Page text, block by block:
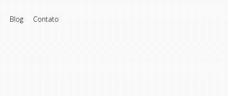
Blog Contato